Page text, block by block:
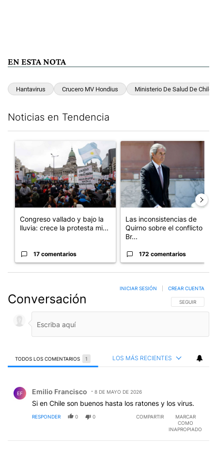
EN ESTA NOTA
Hantavirus Crucero MV Hondius Ministerio De Salud De Chile
Noticias en Tendencia
Un artículo de tendencia con el título "Congreso vallado y
Congreso vallado y bajo la
lluvia: crece la protesta mi...
17 comentarios
Un artículo de tendencia con
Las inconsistencias de
Quirno sobre el conflicto con
Br...
172 comentarios
Conversación SIGA ESTA
SEGUIR
INICIAR SESIÓN CREAR CUENTA
TODOS LOS COMENTARIOS 1 LOS MÁS RECIENTES
EF Emilio Francisco 8 DE MAYO DE 2026
Si en Chile son buenos hasta los ratones y los virus.
RESPONDER 0 0 COMPARTIR
MARCAR
COMO
INAPROPIADO